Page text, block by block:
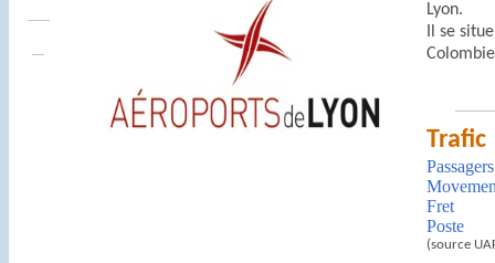
Lyon.
Il se
Trafic
Passagers
Fret
Poste
(source